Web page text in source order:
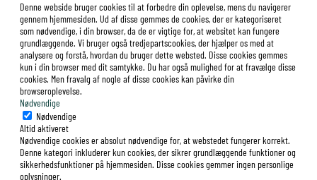
Denne webside bruger cookies til at forbedre din oplevelse, mens du navigerer
gennem hjemmesiden. Ud af disse gemmes de cookies, der er kategoriseret
som nødvendige, i din browser, da de er vigtige for, at websitet kan fungere
grundlæggende. Vi bruger også tredjepartscookies, der hjælper os med at
analysere og forstå, hvordan du bruger dette websted. Disse cookies gemmes
kun i din browser med dit samtykke. Du har også mulighed for at fravælge disse
cookies. Men fravalg af nogle af disse cookies kan påvirke din
browseroplevelse.
Nødvendige
Nødvendige
Altid aktiveret
Nødvendige cookies er absolut nødvendige for, at webstedet fungerer korrekt.
Denne kategori inkluderer kun cookies, der sikrer grundlæggende funktioner og
sikkerhedsfunktioner på hjemmesiden. Disse cookies gemmer ingen personlige
oplysninger.